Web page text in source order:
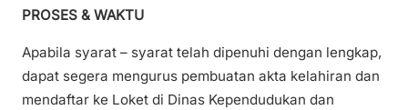
PROSES & WAKTU
Apabila syarat – syarat telah dipenuhi dengan lengkap,
dapat segera mengurus pembuatan akta kelahiran dan
mendaftar ke Loket di Dinas Kependudukan dan